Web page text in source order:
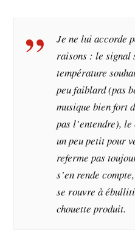
Je ne lui accorde
raisons : le signal
température
peu faiblard (pas
musique bien fort
pas l’entendre),
un peu petit pour
referme pas
s’en rende
se rouvre à
chouette produit.